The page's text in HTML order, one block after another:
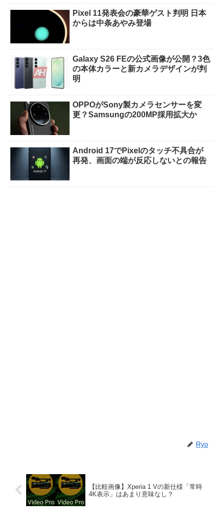
Pixel 11発表会の豪華ゲスト判明 日本
からは中条あやみ登場
Galaxy S26 FEの公式画像が公開？3色
の本体カラーと新カメラデザインが判
明
OPPOがSony製カメラセンサーを変
更？Samsungの200MP採用拡大か
Android 17でPixelのタッチ不具合が
再発、画面の端が反応しないとの報告
Ryo
【比較画像】Xperia 1 Vの新仕様「常時
4K表示」はあまり意味なし？